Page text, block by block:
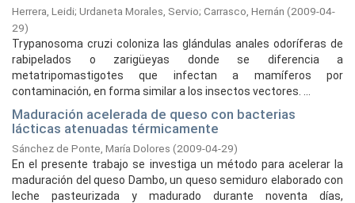
Herrera, Leidi; Urdaneta Morales, Servio; Carrasco, Hernán (2009-04-
29)
Trypanosoma cruzi coloniza las glándulas anales odoríferas de
rabipelados o zarigüeyas donde se diferencia a
metatripomastigotes que infectan a mamíferos por
contaminación, en forma similar a los insectos vectores. ...
Maduración acelerada de queso con bacterias
lácticas atenuadas térmicamente
Sánchez de Ponte, María Dolores (2009-04-29)
En el presente trabajo se investiga un método para acelerar la
maduración del queso Dambo, un queso semiduro elaborado con
leche pasteurizada y madurado durante noventa días,